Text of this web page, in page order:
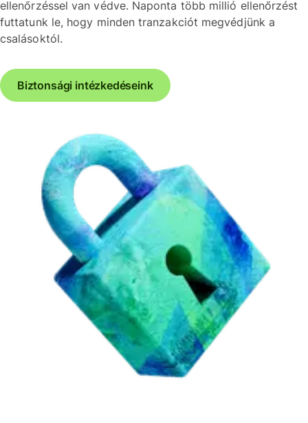
ellenőrzéssel van védve. Naponta több millió ellenőrzést
futtatunk le, hogy minden tranzakciót megvédjünk a
csalásoktól.
Biztonsági intézkedéseink